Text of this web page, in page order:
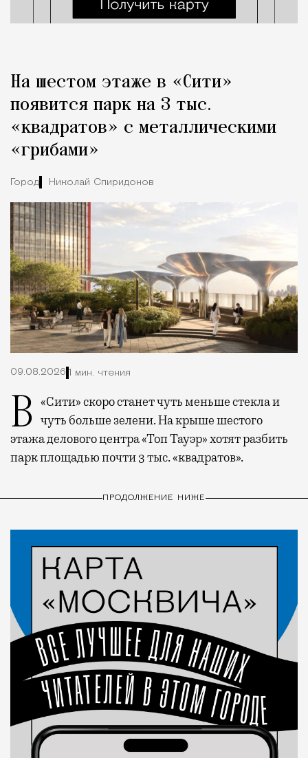
На шестом этаже в «Сити»
появится парк на 3 тыс.
«квадратов» с металлическими
«грибами»
Город Николай Спиридонов
09.08.2026 1 мин. чтения
В «Сити» скоро станет чуть меньше стекла и чуть больше зелени. На крыше шестого
этажа делового центра «Топ Тауэр» хотят разбить
парк площадью почти 3 тыс. «квадратов».
ПРОДОЛЖЕНИЕ НИЖЕ